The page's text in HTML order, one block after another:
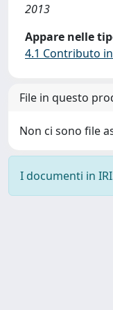
2013
Appare nelle
4.1 Contributo
File in questo
Non ci sono file
I documenti in